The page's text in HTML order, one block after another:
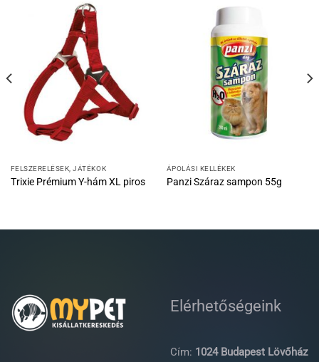
FELSZERELÉSEK, JÁTÉKOK
Trixie Prémium Y-hám XL piros
ÁPOLÁSI KELLÉKEK
Panzi Száraz sampon 55g
Elérhetőségeink
Cím: 1024 Budapest Lövőház